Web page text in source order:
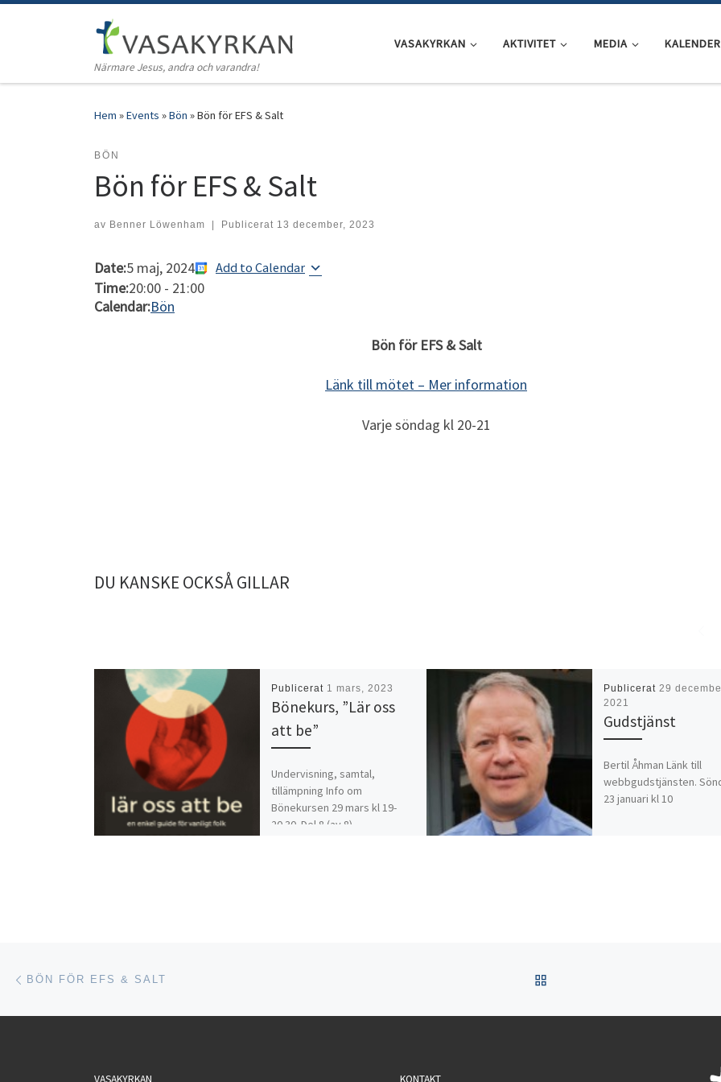
Hoppa till innehåll
Närmare Jesus, andra och varandra!
VASAKYRKAN AKTIVITET MEDIA KALENDER
Hem »Events »Bön »Bön för EFS & Salt
BÖN
Bön för EFS & Salt
av Benner Löwenham Publicerat 13 december, 2023
Date:5 maj, 2024 Add to Calendar
Time:20:00 - 21:00
Calendar:Bön
Bön för EFS & Salt
Länk till mötet – Mer information
Varje söndag kl 20-21
DU KANSKE OCKSÅ GILLAR
Publicerat 1 mars, 2023
Bönekurs, ”Lär oss
att be”
Undervisning, samtal,
tillämpning Info om
Bönekursen 29 mars kl 19-
20.30. Del 8 (av 8)
Publicerat 29
2021
Gudstjänst
Bertil Åhman Länk till
webbgudstjänsten.
23 januari kl 10
Inläggsnavigering
BÖN FÖR EFS & SALT
VASAKYRKAN KONTAKT